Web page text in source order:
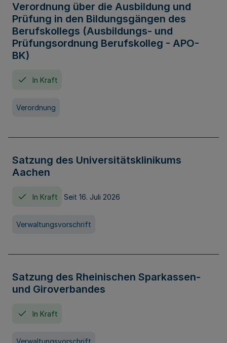
Verordnung über die Ausbildung und
Prüfung in den Bildungsgängen des
Berufskollegs (Ausbildungs- und
Prüfungsordnung Berufskolleg - APO-
BK)
In Kraft
Verordnung
Satzung des Universitätsklinikums
Aachen
In Kraft Seit 16. Juli 2026
Verwaltungsvorschrift
Satzung des Rheinischen Sparkassen-
und Giroverbandes
In Kraft
Verwaltungsvorschrift